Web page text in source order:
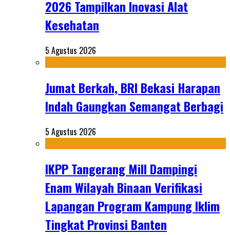
2026 Tampilkan Inovasi Alat
Kesehatan
5 Agustus 2026
Jumat Berkah, BRI Bekasi Harapan
Indah Gaungkan Semangat Berbagi
5 Agustus 2026
IKPP Tangerang Mill Dampingi
Enam Wilayah Binaan Verifikasi
Lapangan Program Kampung Iklim
Tingkat Provinsi Banten